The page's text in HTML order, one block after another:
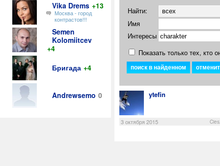
Найти:
Имя
Интересы
Показать только тех, кто
ytefin
3 октября 2015
Vika Drems +13
Москва - город
контрастов!!!
Semen
Kolomiitcev
+4
Бригада +4
Andrewsemo 0